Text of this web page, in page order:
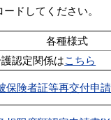
ドしてください。
各種様式
認定関係はこちら
保険者証等再交付申